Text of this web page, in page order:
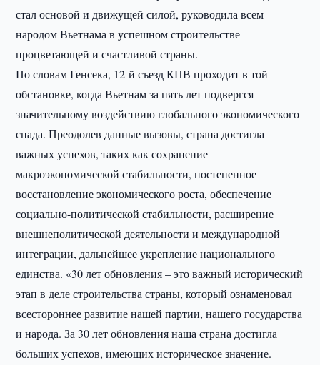
стал основой и движущей силой, руководила всем
народом Вьетнама в успешном строительстве
процветающей и счастливой страны.
По словам Генсека, 12-й съезд КПВ проходит в той
обстановке, когда Вьетнам за пять лет подвергся
значительному воздействию глобального экономического
спада. Преодолев данные вызовы, страна достигла
важных успехов, таких как сохранение
макроэкономической стабильности, постепенное
восстановление экономического роста, обеспечение
социально-политической стабильности, расширение
внешнеполитической деятельности и международной
интеграции, дальнейшее укрепление национального
единства. «30 лет обновления – это важный исторический
этап в деле строительства страны, который ознаменовал
всестороннее развитие нашей партии, нашего государства
и народа. За 30 лет обновления наша страна достигла
больших успехов, имеющих историческое значение.